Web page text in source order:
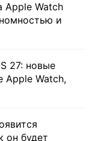
Apple Watch
и
27: новые
Apple Watch,
он будет